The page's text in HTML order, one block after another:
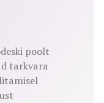
poolt
tarkvara